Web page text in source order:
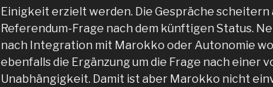
Einigkeit erzielt werden. Die Gespräche scheitern
Referendum-Frage nach dem künftigen Status.
nach Integration mit Marokko oder Autonomie
ebenfalls die Ergänzung um die Frage nach einer
Unabhängigkeit. Damit ist aber Marokko nicht